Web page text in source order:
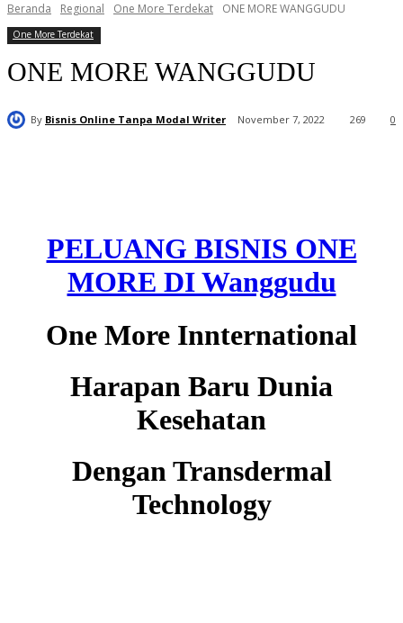
Beranda Regional One More Terdekat ONE MORE WANGGUDU
One More Terdekat
ONE MORE WANGGUDU
By Bisnis Online Tanpa Modal Writer November 7, 2022 0
269
PELUANG BISNIS ONE
MORE DI Wanggudu
One More Innternational
Harapan Baru Dunia
Kesehatan
Dengan Transdermal
Technology